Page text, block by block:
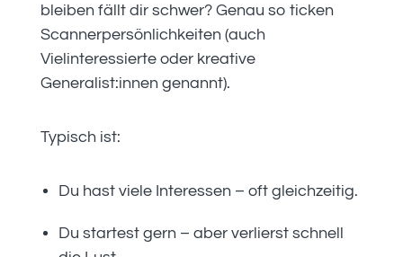
bleiben fällt dir schwer? Genau so ticken
Scannerpersönlichkeiten (auch
Vielinteressierte oder kreative
Generalist:innen genannt).
Typisch ist:
Du hast viele Interessen – oft gleichzeitig.
Du startest gern – aber verlierst schnell